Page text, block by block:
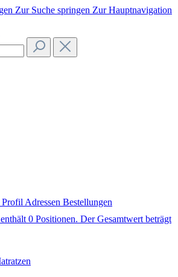
Zur Suche springen Zur Hauptnavigation
Profil Adressen Bestellungen
0 Positionen. Der Gesamtwert beträgt